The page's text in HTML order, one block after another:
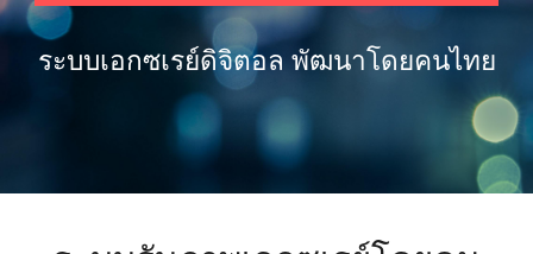
ระบบเอกซเรย์ดิจิตอล พัฒนาโดยคนไทย